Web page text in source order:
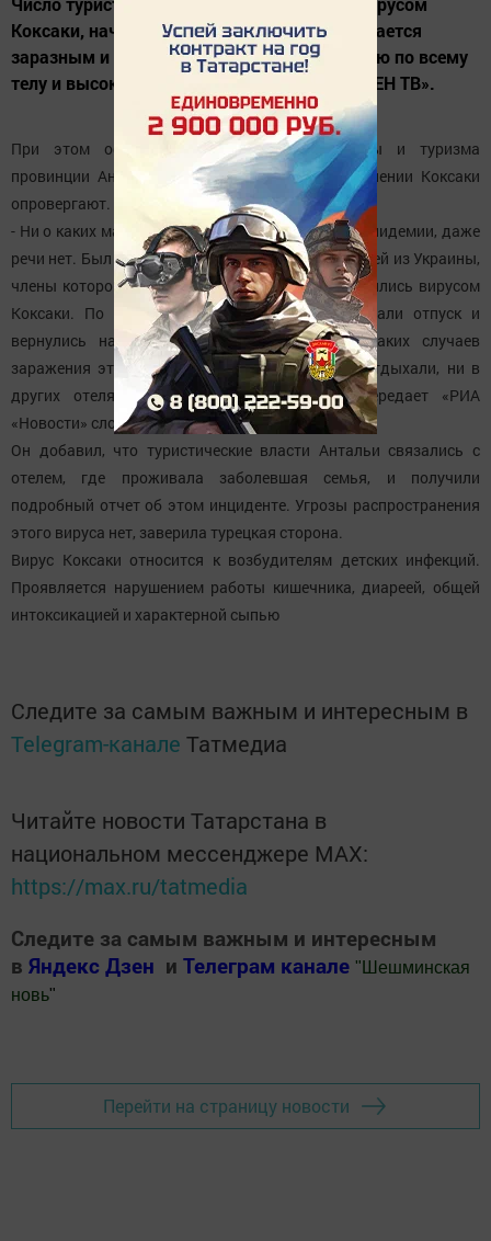
Коксаки, начало расти в Турции. Вирус считается
заразным и проявляется характерной сыпью по всему
телу и высокой температурой, сообщает «РЕН ТВ».
При этом официально в дирекции культуры и туризма
провинции Анталья информацию о распространении Коксаки
опровергают.
- Ни о каких массовых заболеваниях, тем более эпидемии, даже
речи нет. Был единственный случай с одной семьей из Украины,
члены которой, по предположению врача, заразились вирусом
Коксаки. По их желанию они досрочно прервали отпуск и
вернулись на родину 1 августа. Больше никаких случаев
заражения этим вирусом ни в отеле, где они отдыхали, ни в
других отелях зафиксировано не было, - передает «РИА
«Новости» слова представителя дирекции.
Он добавил, что туристические власти Антальи связались с
отелем, где проживала заболевшая семья, и получили
подробный отчет об этом инциденте. Угрозы распространения
этого вируса нет, заверила турецкая сторона.
Вирус Коксаки относится к возбудителям детских инфекций.
Проявляется нарушением работы кишечника, диареей, общей
интоксикацией и характерной сыпью
Следите за самым важным и интересным в
Telegram-канале Татмедиа
Читайте новости Татарстана в
национальном мессенджере MАХ:
https://max.ru/tatmedia
Следите за самым важным и интересным
в Яндекс Дзен и Телеграм канале " Шешминская
новь"
Перейти на страницу новости